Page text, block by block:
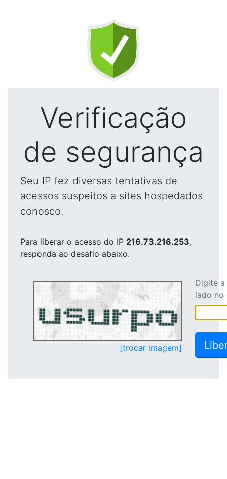
Verificação
de segurança
Seu IP fez diversas tentativas de
acessos suspeitos a sites hospedados
conosco.
Para liberar o acesso do IP 216.73.216.253,
responda ao desafio abaixo.
[trocar imagem]
Digite
lado no